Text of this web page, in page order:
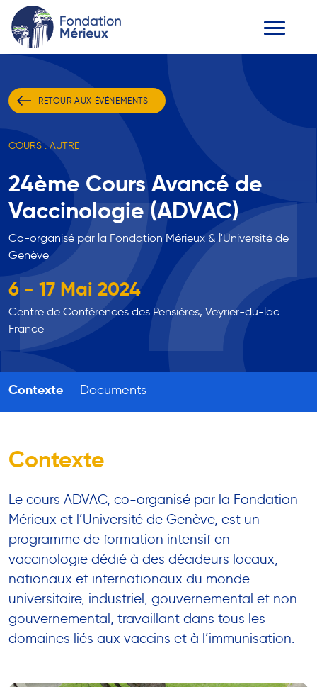
RETOUR AUX ÉVÉNEMENTS
COURS . AUTRE
24ème Cours Avancé de
Vaccinologie (ADVAC)
Co-organisé par la Fondation Mérieux & l'Université de
Genève
6 - 17 Mai 2024
Centre de Conférences des Pensières, Veyrier-du-lac .
France
Contexte Documents
Contexte
Le cours ADVAC, co-organisé par la Fondation
Mérieux et l’Université de Genève, est un
programme de formation intensif en
vaccinologie dédié à des décideurs locaux,
nationaux et internationaux du monde
universitaire, industriel, gouvernemental et non
gouvernemental, travaillant dans tous les
domaines liés aux vaccins et à l’immunisation.